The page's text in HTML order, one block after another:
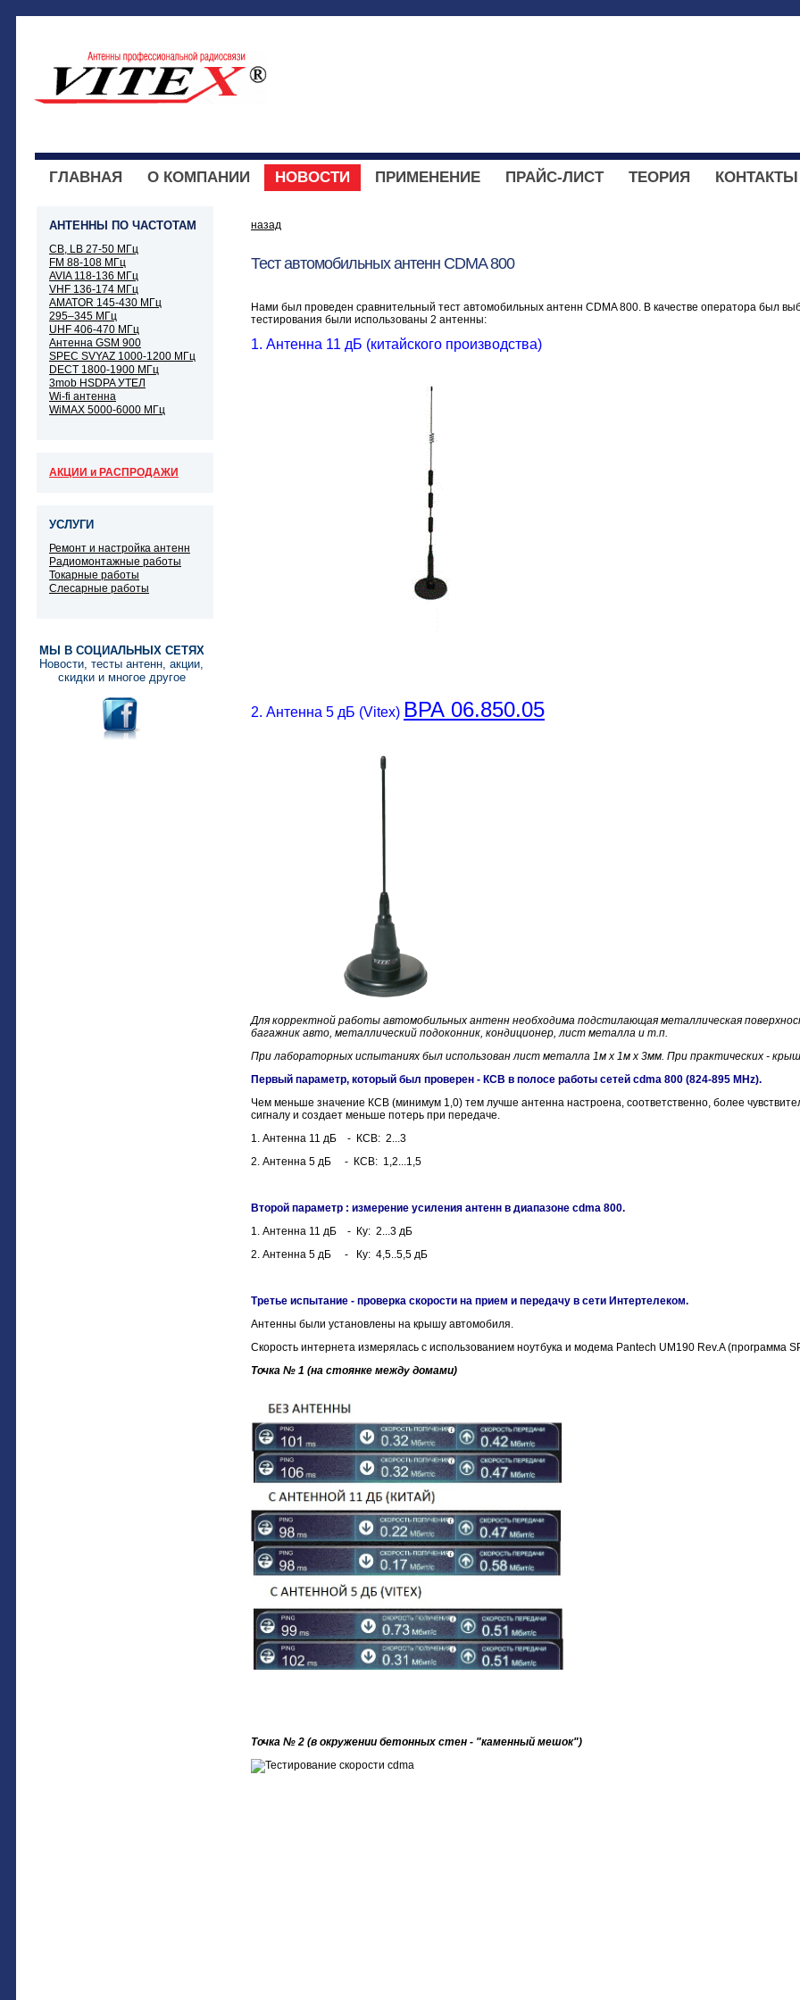
ГЛАВНАЯ О КОМПАНИИ НОВОСТИ ПРИМЕНЕНИЕ ПРАЙС-ЛИСТ ТЕОРИЯ КОНТАКТЫ
АНТЕННЫ ПО ЧАСТОТАМ
CB, LB 27-50 МГц
FM 88-108 МГц
AVIA 118-136 МГц
VHF 136-174 МГц
AMATOR 145-430 МГц
295–345 МГц
UHF 406-470 МГц
Антенна GSM 900
SPEC SVYAZ 1000-1200 МГц
DECT 1800-1900 МГц
3mob HSDPA УТЕЛ
Wi-fi антенна
WiMAX 5000-6000 МГц
АКЦИИ и РАСПРОДАЖИ
УСЛУГИ
Ремонт и настройка антенн
Радиомонтажные работы
Токарные работы
Слесарные работы
МЫ В СОЦИАЛЬНЫХ СЕТЯХ
Новости, тесты антенн, акции,
скидки и многое другое
назад
Тест автомобильных антенн CDMA 800
Нами был проведен сравнительный тест автомобильных антенн CDMA 800. В качестве оператора был
тестирования были использованы 2 антенны:
1. Антенна 11 дБ (китайского производства)
2. Антенна 5 дБ (Vitex) ВРА 06.850.05
Для корректной работы автомобильных антенн необходима подстилающая металлическая
багажник авто, металлический подоконник, кондиционер, лист металла и т.п.
При лабораторных испытаниях был использован лист металла 1м х 1м х 3мм. При практических -
Первый параметр, который был проверен - КСВ в полосе работы сетей cdma 800 (824-895 MHz).
Чем меньше значение КСВ (минимум 1,0) тем лучше антенна настроена, соответственно, более
сигналу и создает меньше потерь при передаче.
1. Антенна 11 дБ - КСВ: 2...3
2. Антенна 5 дБ - КСВ: 1,2...1,5
Второй параметр : измерение усиления антенн в диапазоне cdma 800.
1. Антенна 11 дБ - Ку: 2...3 дБ
2. Антенна 5 дБ - Ку: 4,5..5,5 дБ
Третье испытание - проверка скорости на прием и передачу в сети Интертелеком.
Антенны были установлены на крышу автомобиля.
Скорость интернета измерялась с использованием ноутбука и модема Pantech UM190 Rev.A (программа
Точка № 1 (на стоянке между домами)
Точка № 2 (в окружении бетонных стен - "каменный мешок")